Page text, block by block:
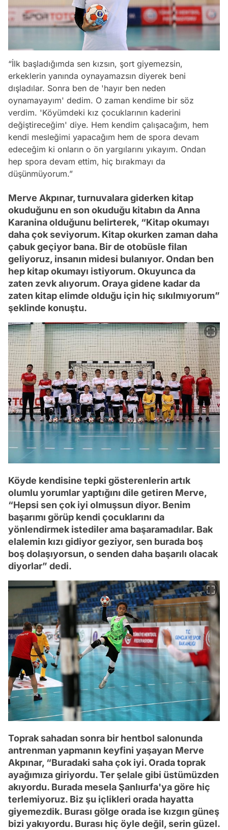
“İlk başladığımda sen kızsın, şort giyemezsin,
erkeklerin yanında oynayamazsın diyerek beni
dışladılar. Sonra ben de 'hayır ben neden
oynamayayım' dedim. O zaman kendime bir söz
verdim. 'Köyümdeki kız çocuklarının kaderini
değiştireceğim' diye. Hem kendim çalışacağım, hem
kendi mesleğimi yapacağım hem de spora devam
edeceğim ki onların o ön yargılarını yıkayım. Ondan
hep spora devam ettim, hiç bırakmayı da
düşünmüyorum.”
Merve Akpınar, turnuvalara giderken kitap
okuduğunu en son okuduğu kitabın da Anna
Karanina olduğunu belirterek, “Kitap okumayı
daha çok seviyorum. Kitap okurken zaman daha
çabuk geçiyor bana. Bir de otobüsle filan
geliyoruz, insanın midesi bulanıyor. Ondan ben
hep kitap okumayı istiyorum. Okuyunca da
zaten zevk alıyorum. Oraya gidene kadar da
zaten kitap elimde olduğu için hiç sıkılmıyorum”
şeklinde konuştu.
Köyde kendisine tepki gösterenlerin artık
olumlu yorumlar yaptığını dile getiren Merve,
“Hepsi sen çok iyi olmuşsun diyor. Benim
başarımı görüp kendi çocuklarını da
yönlendirmek istediler ama başaramadılar. Bak
elalemin kızı gidiyor geziyor, sen burada boş
boş dolaşıyorsun, o senden daha başarılı olacak
diyorlar” dedi.
Toprak sahadan sonra bir hentbol salonunda
antrenman yapmanın keyfini yaşayan Merve
Akpınar, “Buradaki saha çok iyi. Orada toprak
ayağımıza giriyordu. Ter şelale gibi üstümüzden
akıyordu. Burada mesela Şanlıurfa'ya göre hiç
terlemiyoruz. Biz şu içlikleri orada hayatta
giyemezdik. Burası gölge orada ise kızgın güneş
bizi yakıyordu. Burası hiç öyle değil, serin güzel.